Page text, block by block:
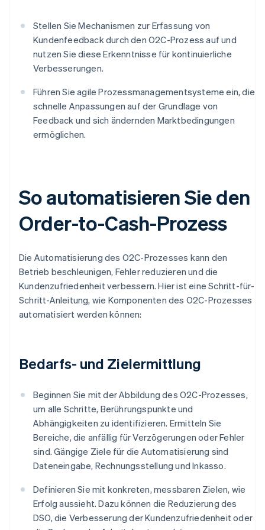
Stellen Sie Mechanismen zur Erfassung von
Kundenfeedback durch den O2C-Prozess auf und
nutzen Sie diese Erkenntnisse für kontinuierliche
Verbesserungen.
Führen Sie agile Prozessmanagementsysteme ein, die
schnelle Anpassungen auf der Grundlage von
Feedback und sich ändernden Marktbedingungen
ermöglichen.
So automatisieren Sie den
Order-to-Cash-Prozess
Die Automatisierung des O2C-Prozesses kann den
Betrieb beschleunigen, Fehler reduzieren und die
Kundenzufriedenheit verbessern. Hier ist eine Schritt-für-
Schritt-Anleitung, wie Komponenten des O2C-Prozesses
automatisiert werden können:
Bedarfs- und Zielermittlung
Beginnen Sie mit der Abbildung des O2C-Prozesses,
um alle Schritte, Berührungspunkte und
Abhängigkeiten zu identifizieren. Ermitteln Sie
Bereiche, die anfällig für Verzögerungen oder Fehler
sind. Gängige Ziele für die Automatisierung sind
Dateneingabe, Rechnungsstellung und Inkasso.
Definieren Sie mit konkreten, messbaren Zielen, wie
Erfolg aussieht. Dazu können die Reduzierung des
DSO, die Verbesserung der Kundenzufriedenheit oder